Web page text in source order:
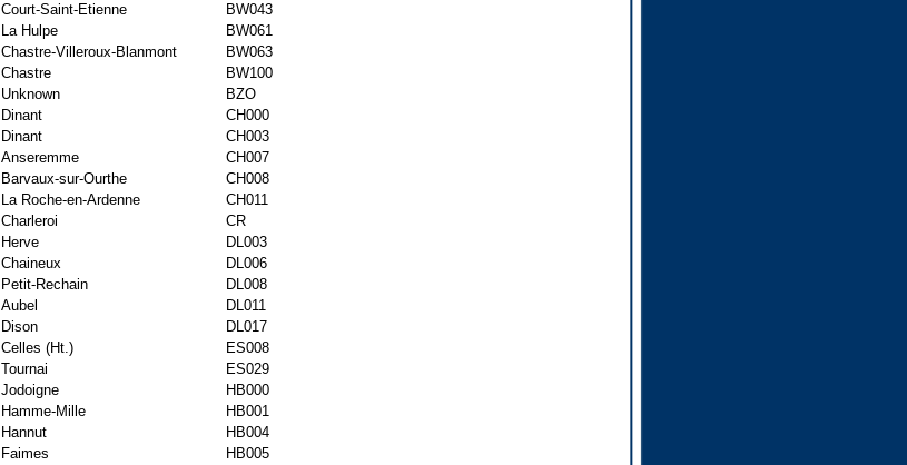
Court-Saint-Etienne
BW043
La Hulpe
BW061
Chastre-Villeroux-Blanmont
BW063
Chastre
BW100
Unknown
BZO
Dinant
CH000
Dinant
CH003
Anseremme
CH007
Barvaux-sur-Ourthe
CH008
La Roche-en-Ardenne
CH011
Charleroi
CR
Herve
DL003
Chaineux
DL006
Petit-Rechain
DL008
Aubel
DL011
Dison
DL017
Celles (Ht.)
ES008
Tournai
ES029
Jodoigne
HB000
Hamme-Mille
HB001
Hannut
HB004
Faimes
HB005